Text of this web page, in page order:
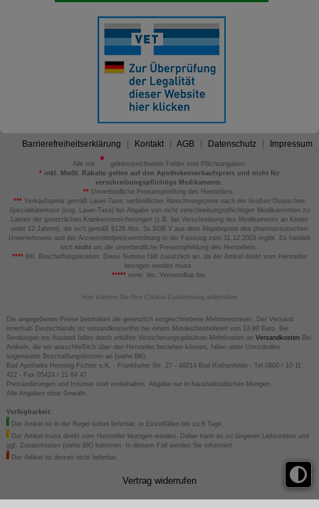
Barrierefreiheitserklärung Kontakt AGB Datenschutz Impressum
Alle mit
gekennzeichneten Felder sind Pflichtangaben.
*inkl. MwSt. Rabatte gelten auf den Apothekenverkaufspreis und nicht für
verschreibungspflichtige Medikamente.
** Unverbindliche Preisempfehlung des Herstellers.
*** Verkaufspreis gemäß Lauer-Taxe; verbindlicher Abrechnungspreis nach der Großen Deutschen
Spezialitätentaxe (sog. Lauer-Taxe) bei Abgabe von nicht verschreibungspflichtigen Medikamenten zu
Lasten der gesetzlichen Krankenversicherungen (z.B. bei Verschreibung des Medikaments an Kinder
unter 12 Jahren), die sich gemäß §129 Abs. 5a SGB V aus dem Abgabepreis des pharmazeutischen
Unternehmens und der Arzneimittelpreisverordnung in der Fassung zum 31.12.2003 ergibt. Es handelt
sich nicht um die unverbindliche Preisempfehlung des Herstellers.
****BK: Beschaffungskosten. Diese Summe fällt zusätzlich an, da der Artikel direkt vom Hersteller
bezogen werden muss.
*****verw. bis: Verwendbar bis.
Hier können Sie Ihre Cookie-Zustimmung widerrufen
Die angegebenen Preise beinhalten die gesetzlich vorgeschriebene Mehrwertsteuer. Der Versand
innerhalb Deutschlands ist versandkostenfrei bei einem Mindestbestellwert von 13,99 Euro. Bei
Sendungen ins Ausland fallen durch erhöhte Versicherungsgebühren Mehrkosten an VersandkostenBei
Artikeln, die wir ausschließlich über den Hersteller beziehen können, fallen unter Umständen
sogenannte Beschaffungskosten an (siehe BK).
Bad Apotheke Henning Fichter e.K. - Frankfurter Str. 27 - 49214 Bad Rothenfelde - Tel 0800 / 10 11
422 - Fax 05424 / 21 64 47
Preisänderungen und Irrtümer sind vorbehalten. Abgabe nur in haushaltsüblichen Mengen.
Alle Angaben ohne Gewähr.
Verfügbarkeit:
Der Artikel ist in der Regel sofort lieferbar, in Einzelfällen bis zu 6 Tage.
Der Artikel muss direkt vom Hersteller bezogen werden. Daher kann es zu längeren Lieferzeiten und
ggf. Zusatzkosten (siehe BK) kommen. In diesem Fall werden Sie informiert.
Der Artikel ist derzeit nicht lieferbar.
Vertrag widerrufen